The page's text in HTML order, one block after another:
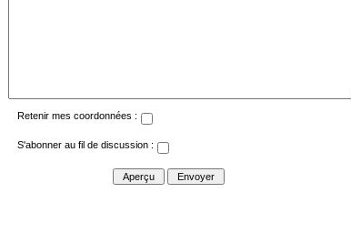
Retenir mes coordonnées :
S'abonner au fil de discussion :